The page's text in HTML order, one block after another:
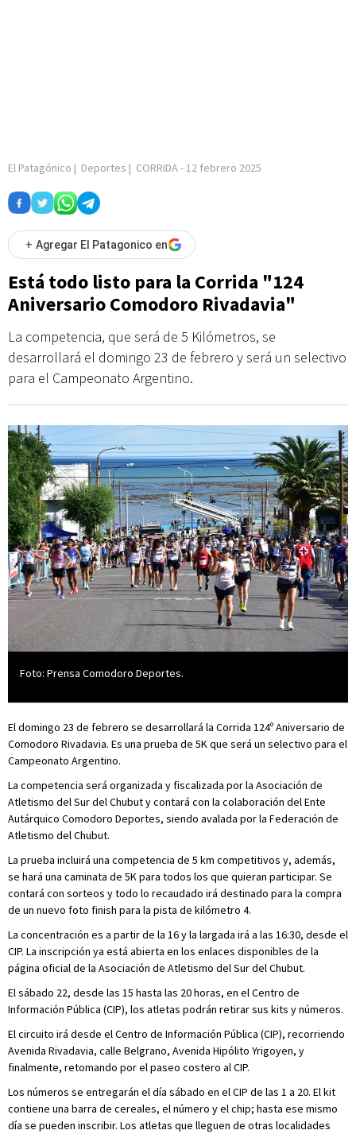
El Patagónico | Deportes | CORRIDA- 12 febrero 2025
+ Agregar El Patagonico en
Está todo listo para la Corrida "124
Aniversario Comodoro Rivadavia"
La competencia, que será de 5 Kilómetros, se
desarrollará el domingo 23 de febrero y será un selectivo
para el Campeonato Argentino.
Foto: Prensa Comodoro Deportes.
El domingo 23 de febrero se desarrollará la Corrida 124º Aniversario de
Comodoro Rivadavia. Es una prueba de 5K que será un selectivo para el
Campeonato Argentino.
La competencia será organizada y fiscalizada por la Asociación de
Atletismo del Sur del Chubut y contará con la colaboración del Ente
Autárquico Comodoro Deportes, siendo avalada por la Federación de
Atletismo del Chubut.
La prueba incluirá una competencia de 5 km competitivos y, además,
se hará una caminata de 5K para todos los que quieran participar. Se
contará con sorteos y todo lo recaudado irá destinado para la compra
de un nuevo foto finish para la pista de kilómetro 4.
La concentración es a partir de la 16 y la largada irá a las 16:30, desde el
CIP. La inscripción ya está abierta en los enlaces disponibles de la
página oficial de la Asociación de Atletismo del Sur del Chubut.
El sábado 22, desde las 15 hasta las 20 horas, en el Centro de
Información Pública (CIP), los atletas podrán retirar sus kits y números.
El circuito irá desde el Centro de Información Pública (CIP), recorriendo
Avenida Rivadavia, calle Belgrano, Avenida Hipólito Yrigoyen, y
finalmente, retomando por el paseo costero al CIP.
Los números se entregarán el día sábado en el CIP de las 1 a 20. El kit
contiene una barra de cereales, el número y el chip; hasta ese mismo
día se pueden inscribir. Los atletas que lleguen de otras localidades